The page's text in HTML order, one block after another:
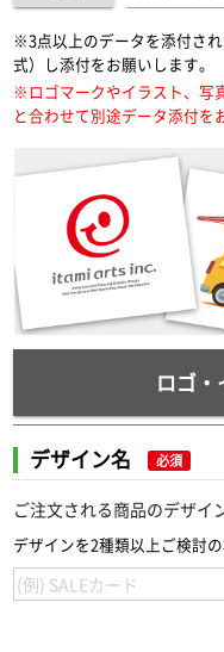
※3点以上のデータを添付さ
式）し添付をお願いします。
※ロゴマークやイラスト、写
と合わせて別途データ添付を
ロゴ
デザイン名 必須
ご注文される商品のデザイ
デザインを2種類以上ご検討